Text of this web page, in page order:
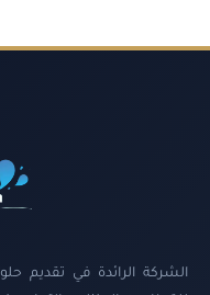
الشركة الرائدة في تقديم